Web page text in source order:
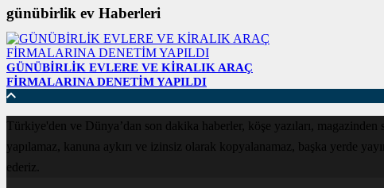
günübirlik ev Haberleri
GÜNÜBİRLİK EVLERE VE KİRALIK ARAÇ
FİRMALARINA DENETİM YAPILDI
Türkiye'den ve Dünya’dan son dakika haberler, köşe yazıları,
yapılamaz, kanuna aykırı ve izinsiz olarak kopyalanamaz, başka yerde
ederiz.